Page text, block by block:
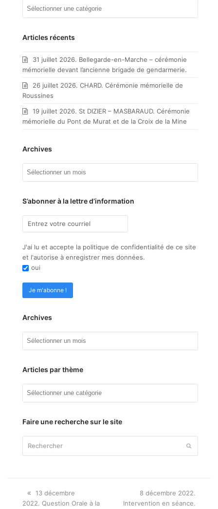
Mes
catégorie
Articles récents
31 juillet 2026. Bellegarde-en-Marche – cérémonie
mémorielle devant l’ancienne brigade de gendarmerie.
26 juillet 2026. CHARD. Cérémonie mémorielle de
Roussines
19 juillet 2026. St DIZIER – MASBARAUD. Cérémonie
mémorielle du Pont de Murat et de la Croix de la Mine
Archives
S’abonner à la lettre d’information
J'ai lu et accepte la politique de confidentialité de ce site
et l'autorise à enregistrer mes données.
oui
Archives
Articles par thème
Articles
Faire une recherche sur le site
Onglet
précédent:
13 décembre
2022. Question Orale à la
next
post:
8 décembre 2022.
Intervention en séance.